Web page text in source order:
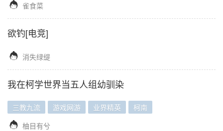
 雀食菜
欲钓[电竞]
 消失绿缇
我在柯学世界当五人组幼驯染
三教九流 游戏网游 业界精英 柯南
 柚目有兮